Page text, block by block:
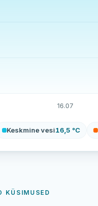
16.07
Keskmine vesi16,5 °C
KÜSIMUSED